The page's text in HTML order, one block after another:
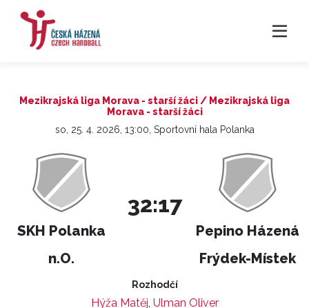
Mezikrajská liga Morava - starší žáci / Mezikrajská liga
Morava - starší žáci
so, 25. 4. 2026, 13:00, Sportovní hala Polanka
SKH Polanka
n.O.
32:17
Pepino Házená
Frýdek-Místek
Rozhodčí
Hýža Matěj, Ulman Oliver